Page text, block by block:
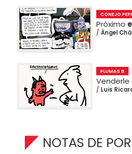
CONEJO
Próximo
Ángel
PLUMAS B
Venderle
Luis
NOTAS DE